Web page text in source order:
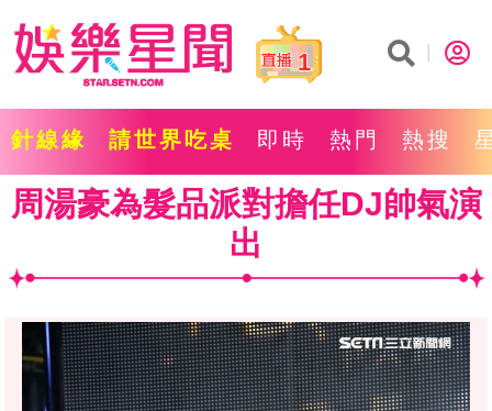
1
針線緣 請世界吃桌 即時 熱門 熱搜
周湯豪為髮品派對擔任DJ帥氣演
出